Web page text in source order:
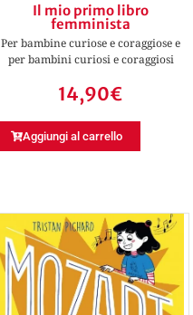
Il mio primo libro
femminista
Per bambine curiose e coraggiose e
per bambini curiosi e coraggiosi
14,90€
Aggiungi al carrello